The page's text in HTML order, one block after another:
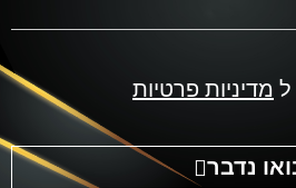
מדיניות פרטיות
נדבר